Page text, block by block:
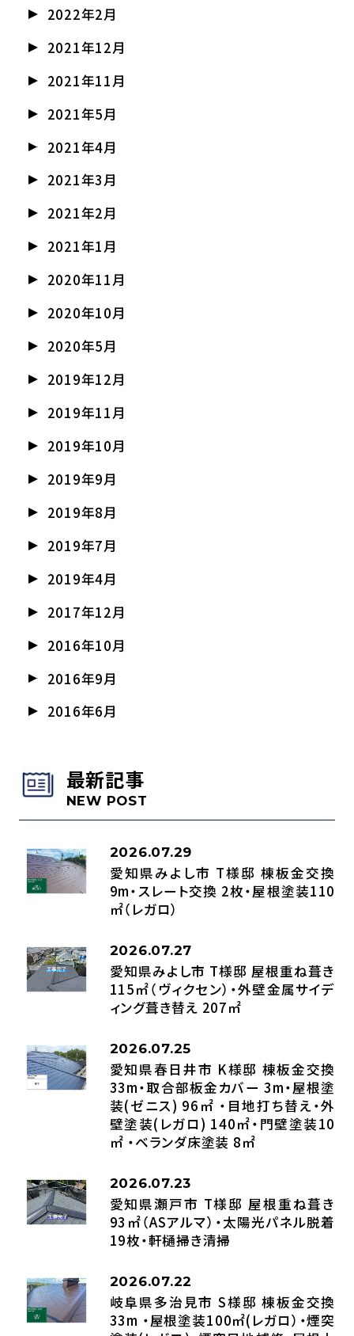
2022年2月
2021年12月
2021年11月
2021年5月
2021年4月
2021年3月
2021年2月
2021年1月
2020年11月
2020年10月
2020年5月
2019年12月
2019年11月
2019年10月
2019年9月
2019年8月
2019年7月
2019年4月
2017年12月
2016年10月
2016年9月
2016年6月
最新記事
NEW POST
2026.07.29
愛知県みよし市 T様邸 棟板金交換
9m・スレート交換 2枚・屋根塗装110
㎡（レガロ）
2026.07.27
愛知県みよし市 T様邸 屋根重ね葺き
115㎡（ヴィクセン）・外壁金属サイデ
ィング葺き替え 207㎡
2026.07.25
愛知県春日井市 K様邸 棟板金交換
33m・取合部板金カバー 3m・屋根塗
装(ゼニス) 96㎡ ・目地打ち替え・外
壁塗装(レガロ) 140㎡・門壁塗装10
㎡ ・ベランダ床塗装 8㎡
2026.07.23
愛知県瀬戸市 T様邸 屋根重ね葺き
93㎡（ASアルマ）・太陽光パネル脱着
19枚・軒樋掃き清掃
2026.07.22
岐阜県多治見市 S様邸 棟板金交換
33m ・屋根塗装100㎡(レガロ）・煙突